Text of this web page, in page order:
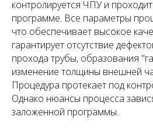
контролируется ЧПУ и
программе. Все параметры
что обеспечивает высокое
гарантирует отсутствие
прохода трубы, образования
изменение толщины внешней
Процедура протекает под
Однако нюансы процесса
заложенной программы.